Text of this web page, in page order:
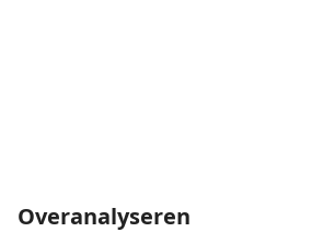
Overanalyseren